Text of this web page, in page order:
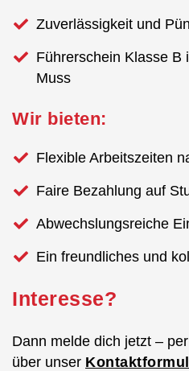
Zuverlässigkeit und
Führerschein Klasse B
Muss
Wir bieten:
Flexible Arbeitszeiten
Faire Bezahlung auf
Abwechslungsreiche
Ein freundliches und
Interesse?
Dann melde dich jetzt – per
über unser